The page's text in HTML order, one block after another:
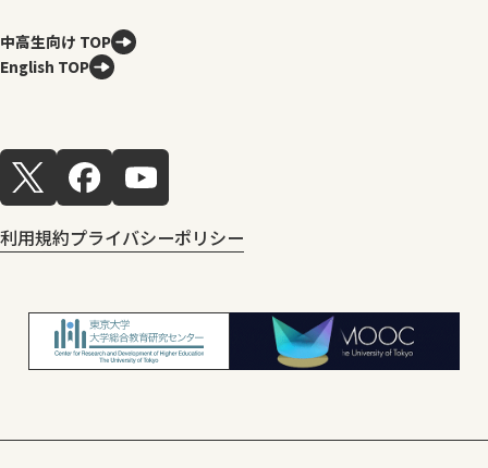
中高生向け TOP
English TOP
利用規約プライバシーポリシー